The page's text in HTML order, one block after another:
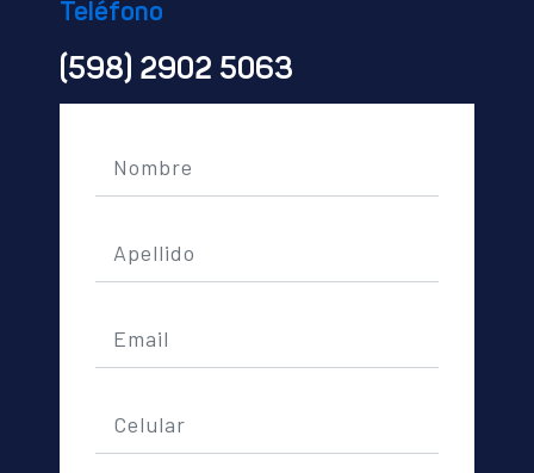
Teléfono
(598) 2902 5063